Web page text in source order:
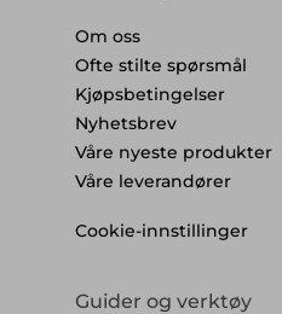
Om oss
Ofte stilte spørsmål
Kjøpsbetingelser
Nyhetsbrev
Våre nyeste produkter
Våre leverandører
Cookie-innstillinger
Guider og verktøy